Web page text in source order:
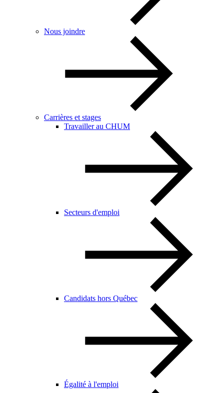
Nous joindre
Carrières et stages
Travailler au CHUM
Secteurs d'emploi
Candidats hors Québec
Égalité à l'emploi